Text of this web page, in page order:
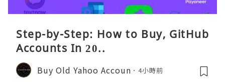
Step-by-Step: How to Buy, GitHub
Accounts In 20..
Buy Old Yahoo Accoun 4小時前